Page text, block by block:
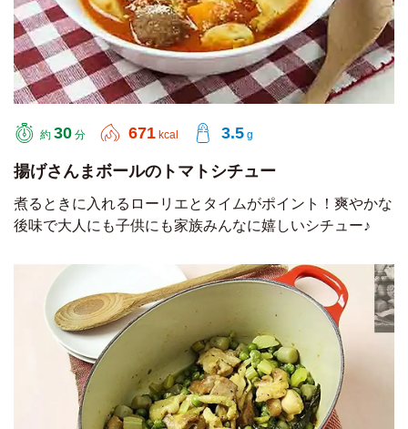
約 30 分 671 kcal 3.5 g
揚げさんまボールのトマトシチュー
煮るときに入れるローリエとタイムがポイント！爽やかな
後味で大人にも子供にも家族みんなに嬉しいシチュー♪